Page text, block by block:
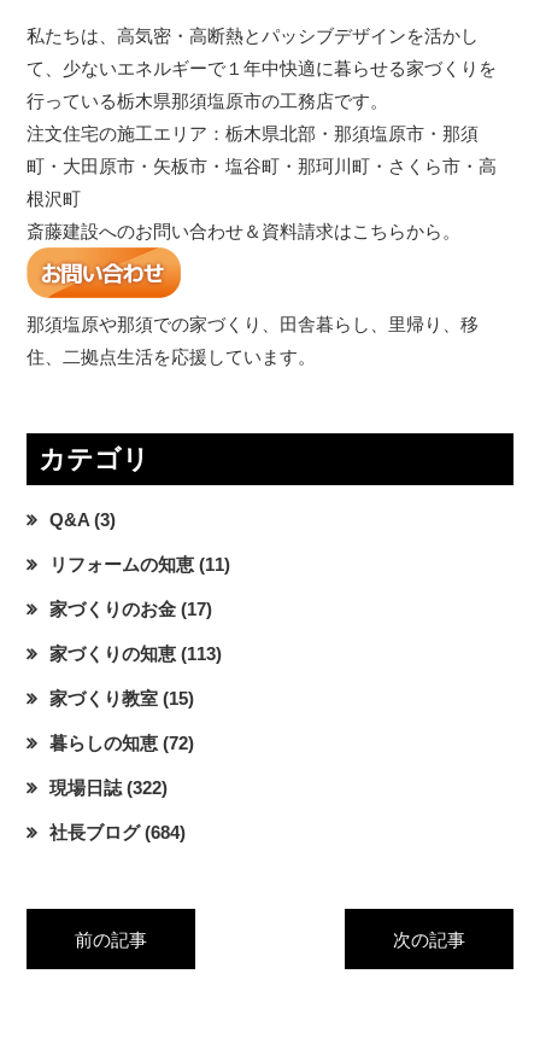
私たちは、高気密・高断熱とパッシブデザインを活かし
て、少ないエネルギーで１年中快適に暮らせる家づくりを
行っている栃木県那須塩原市の工務店です。
注文住宅の施工エリア：栃木県北部・那須塩原市・那須
町・大田原市・矢板市・塩谷町・那珂川町・さくら市・高
根沢町
斎藤建設へのお問い合わせ＆資料請求はこちらから。
那須塩原や那須での家づくり、田舎暮らし、里帰り、移
住、二拠点生活を応援しています。
カテゴリ
Q&A (3)
リフォームの知恵 (11)
家づくりのお金 (17)
家づくりの知恵 (113)
家づくり教室 (15)
暮らしの知恵 (72)
現場日誌 (322)
社長ブログ(684)
前の記事 次の記事